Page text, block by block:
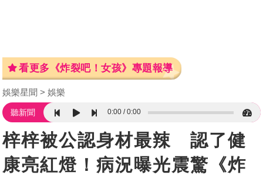
看更多《炸裂吧！女孩》專題報導
娛樂星聞 娛樂
聽新聞 0:00 0:00
梓梓被公認身材最辣 認了健
康亮紅燈！病況曝光震驚《炸